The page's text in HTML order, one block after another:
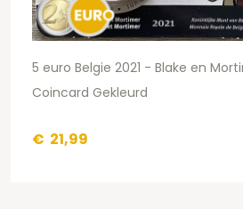
5 euro Belgie 2021 - Blake en
Coincard Gekleurd
€ 21,99